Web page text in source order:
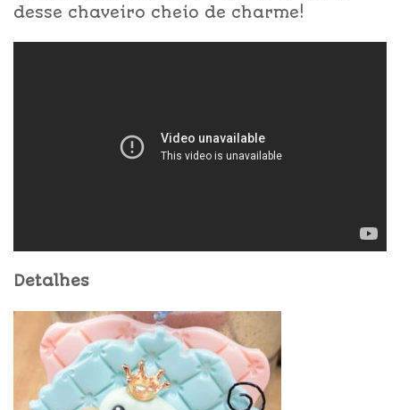
desse chaveiro cheio de charme!
Detalhes